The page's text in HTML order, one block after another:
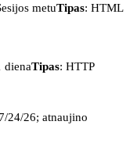
metuTipas: HTML
dienaTipas: HTTP
24/26; atnaujino